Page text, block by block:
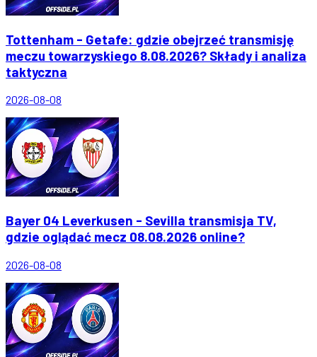
Tottenham - Getafe: gdzie obejrzeć transmisję
meczu towarzyskiego 8.08.2026? Składy i analiza
taktyczna
2026-08-08
Bayer 04 Leverkusen - Sevilla transmisja TV,
gdzie oglądać mecz 08.08.2026 online?
2026-08-08